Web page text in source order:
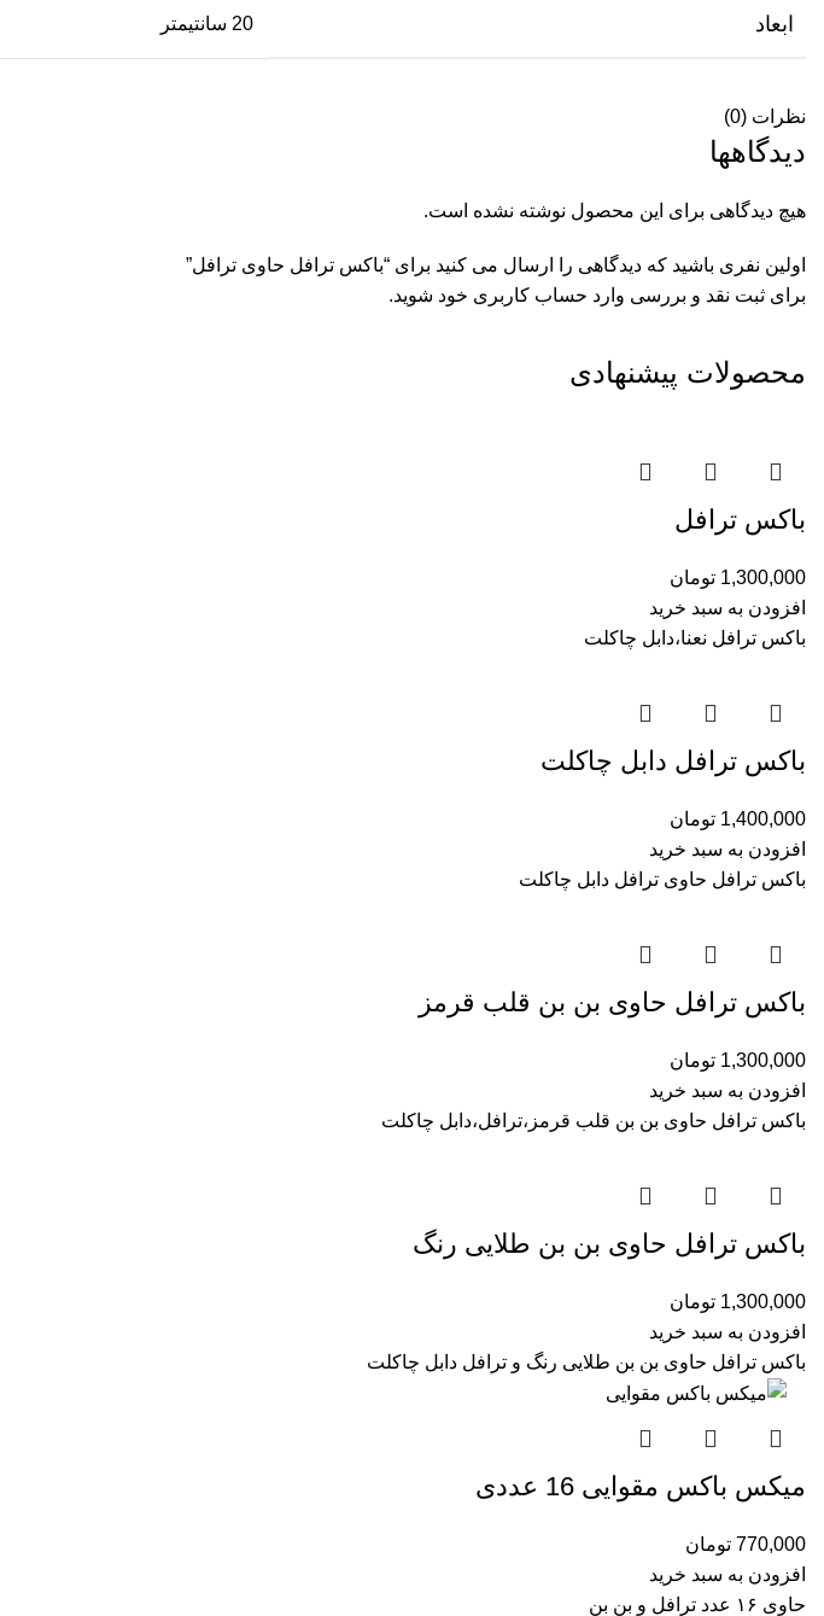
ابعاد 20 سانتیمتر
نظرات (0)
دیدگاهها
هیچ دیدگاهی برای این محصول نوشته نشده است.
اولین نفری باشید که دیدگاهی را ارسال می کنید برای “باکس ترافل حاوی ترافل”
برای ثبت نقد و بررسی وارد حساب کاربری خود شوید.
محصولات پیشنهادی
باکس ترافل
1,300,000 تومان
افزودن به سبد خرید
باکس ترافل نعنا،دابل چاکلت
باکس ترافل دابل چاکلت
1,400,000 تومان
افزودن به سبد خرید
باکس ترافل حاوی ترافل دابل چاکلت
باکس ترافل حاوی بن بن قلب قرمز
1,300,000 تومان
افزودن به سبد خرید
باکس ترافل حاوی بن بن قلب قرمز،ترافل،دابل چاکلت
باکس ترافل حاوی بن بن طلایی رنگ
1,300,000 تومان
افزودن به سبد خرید
باکس ترافل حاوی بن بن طلایی رنگ و ترافل دابل چاکلت
میکس باکس مقوایی 16 عددی
770,000 تومان
افزودن به سبد خرید
حاوی ۱۶ عدد ترافل و بن بن